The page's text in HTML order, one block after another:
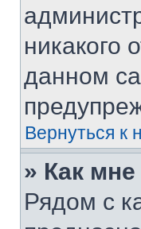
никакого
данном
Вернуться к
» Как
Рядом с